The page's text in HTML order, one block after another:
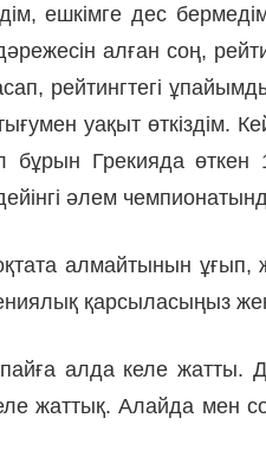
ешкімге дес
алған соң,
рейтингтегі
уақыт өткіздім.
Грекияда
әлем
алмайтынын ұғып,
қарсыласыңыз
ал­да келе жатты.
жаттық. Алайда